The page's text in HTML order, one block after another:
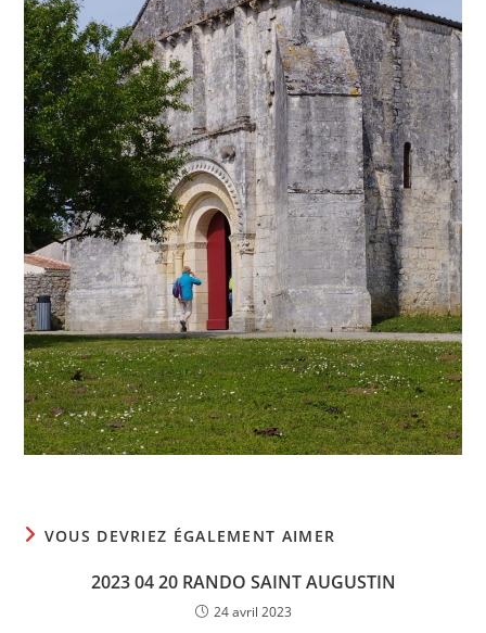
VOUS DEVRIEZ ÉGALEMENT AIMER
2023 04 20 RANDO SAINT AUGUSTIN
24 avril 2023